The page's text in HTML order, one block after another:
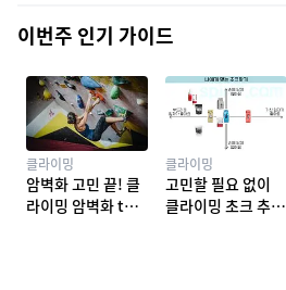
이번주 인기 가이드
클라이밍
암벽화 고민 끝! 클
라이밍 암벽화 top
클라이밍
고민할 필요 없이
클라이밍 초크 추천